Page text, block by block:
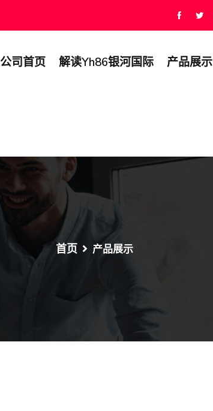
公司首页 解读yh86银河国际 产品展示
首页 产品展示